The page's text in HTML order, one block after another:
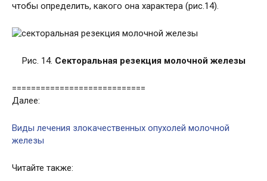
чтобы определить, какого она характера (рис.14).
Рис. 14. Секторальная резекция молочной железы
============================
Далее:
Виды лечения злокачественных опухолей молочной
железы
Читайте также: